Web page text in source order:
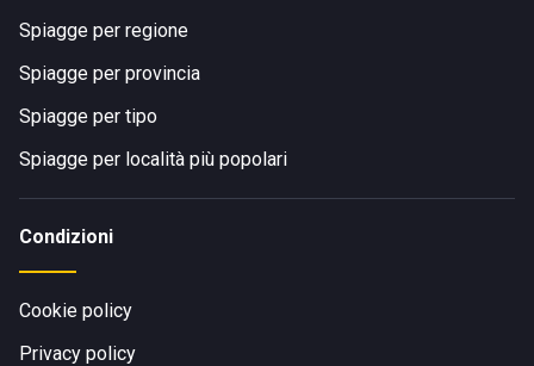
Spiagge per regione
Spiagge per provincia
Spiagge per tipo
Spiagge per località più popolari
Condizioni
Cookie policy
Privacy policy